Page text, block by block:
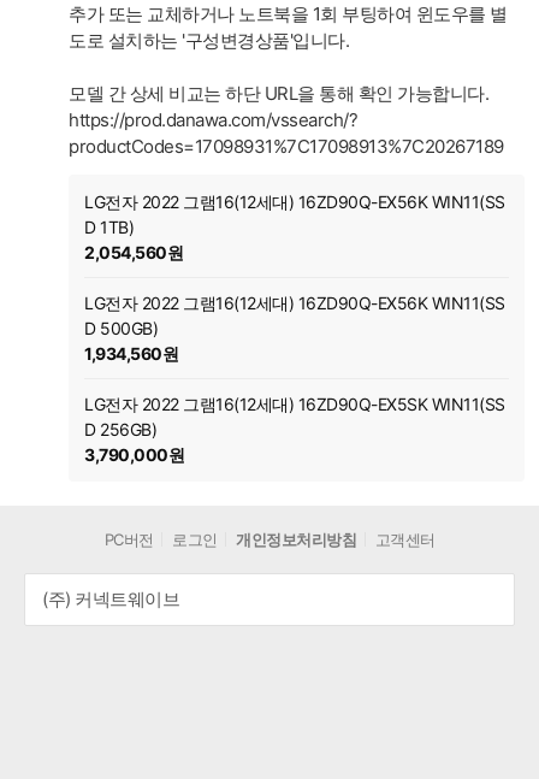
추가 또는 교체하거나 노트북을 1회 부팅하여 윈도우를 별
도로 설치하는 '구성변경상품'입니다.
모델 간 상세 비교는 하단 URL을 통해 확인 가능합니다.
https://prod.danawa.com/vssearch/?
productCodes=17098931%7C17098913%7C20267189
LG전자 2022 그램16(12세대) 16ZD90Q-EX56K WIN11(SS
D 1TB)
2,054,560원
LG전자 2022 그램16(12세대) 16ZD90Q-EX56K WIN11(SS
D 500GB)
1,934,560원
LG전자 2022 그램16(12세대) 16ZD90Q-EX5SK WIN11(SS
D 256GB)
3,790,000원
PC버전 로그인 개인정보처리방침 고객센터
(주) 커넥트웨이브